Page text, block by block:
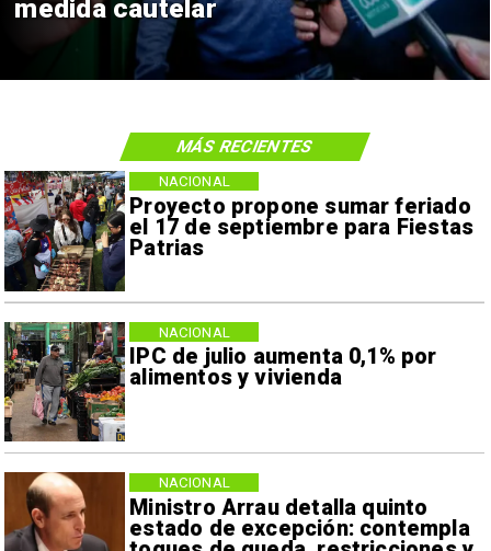
medida cautelar
Proyecto propone sumar feriado
el 17 de septiembre para Fiestas
Patrias
NACIONAL
IPC de julio aumenta 0,1% por
alimentos y vivienda
NACIONAL
Ministro Arrau detalla quinto
estado de excepción: contempla
NACIONAL
MÁS RECIENTES